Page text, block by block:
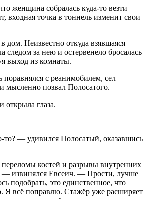
женщина собралась куда-то везти
входная точка в тоннель изменит свои
дом. Неизвестно откуда взявшаяся
следом за нею и остервенело бросалась
выход из комнаты.
с реанимобилем, сел
мысленно позвал Полосатого.
открыла глаза.
— удивился Полосатый, оказавшись
костей и разрывы внутренних
— извинялся Евсеич. — Прости, лучше
подобрать, это единственное, что
Я всё поправлю. Стажёр уже расширяет